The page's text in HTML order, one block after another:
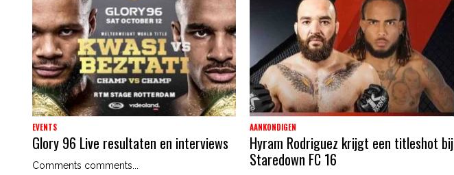
EVENTS
Glory 96 Live resultaten en interviews
Comments comments...
AANKONDIGEN
Hyram Rodriguez krijgt een titleshot bij
Staredown FC 16